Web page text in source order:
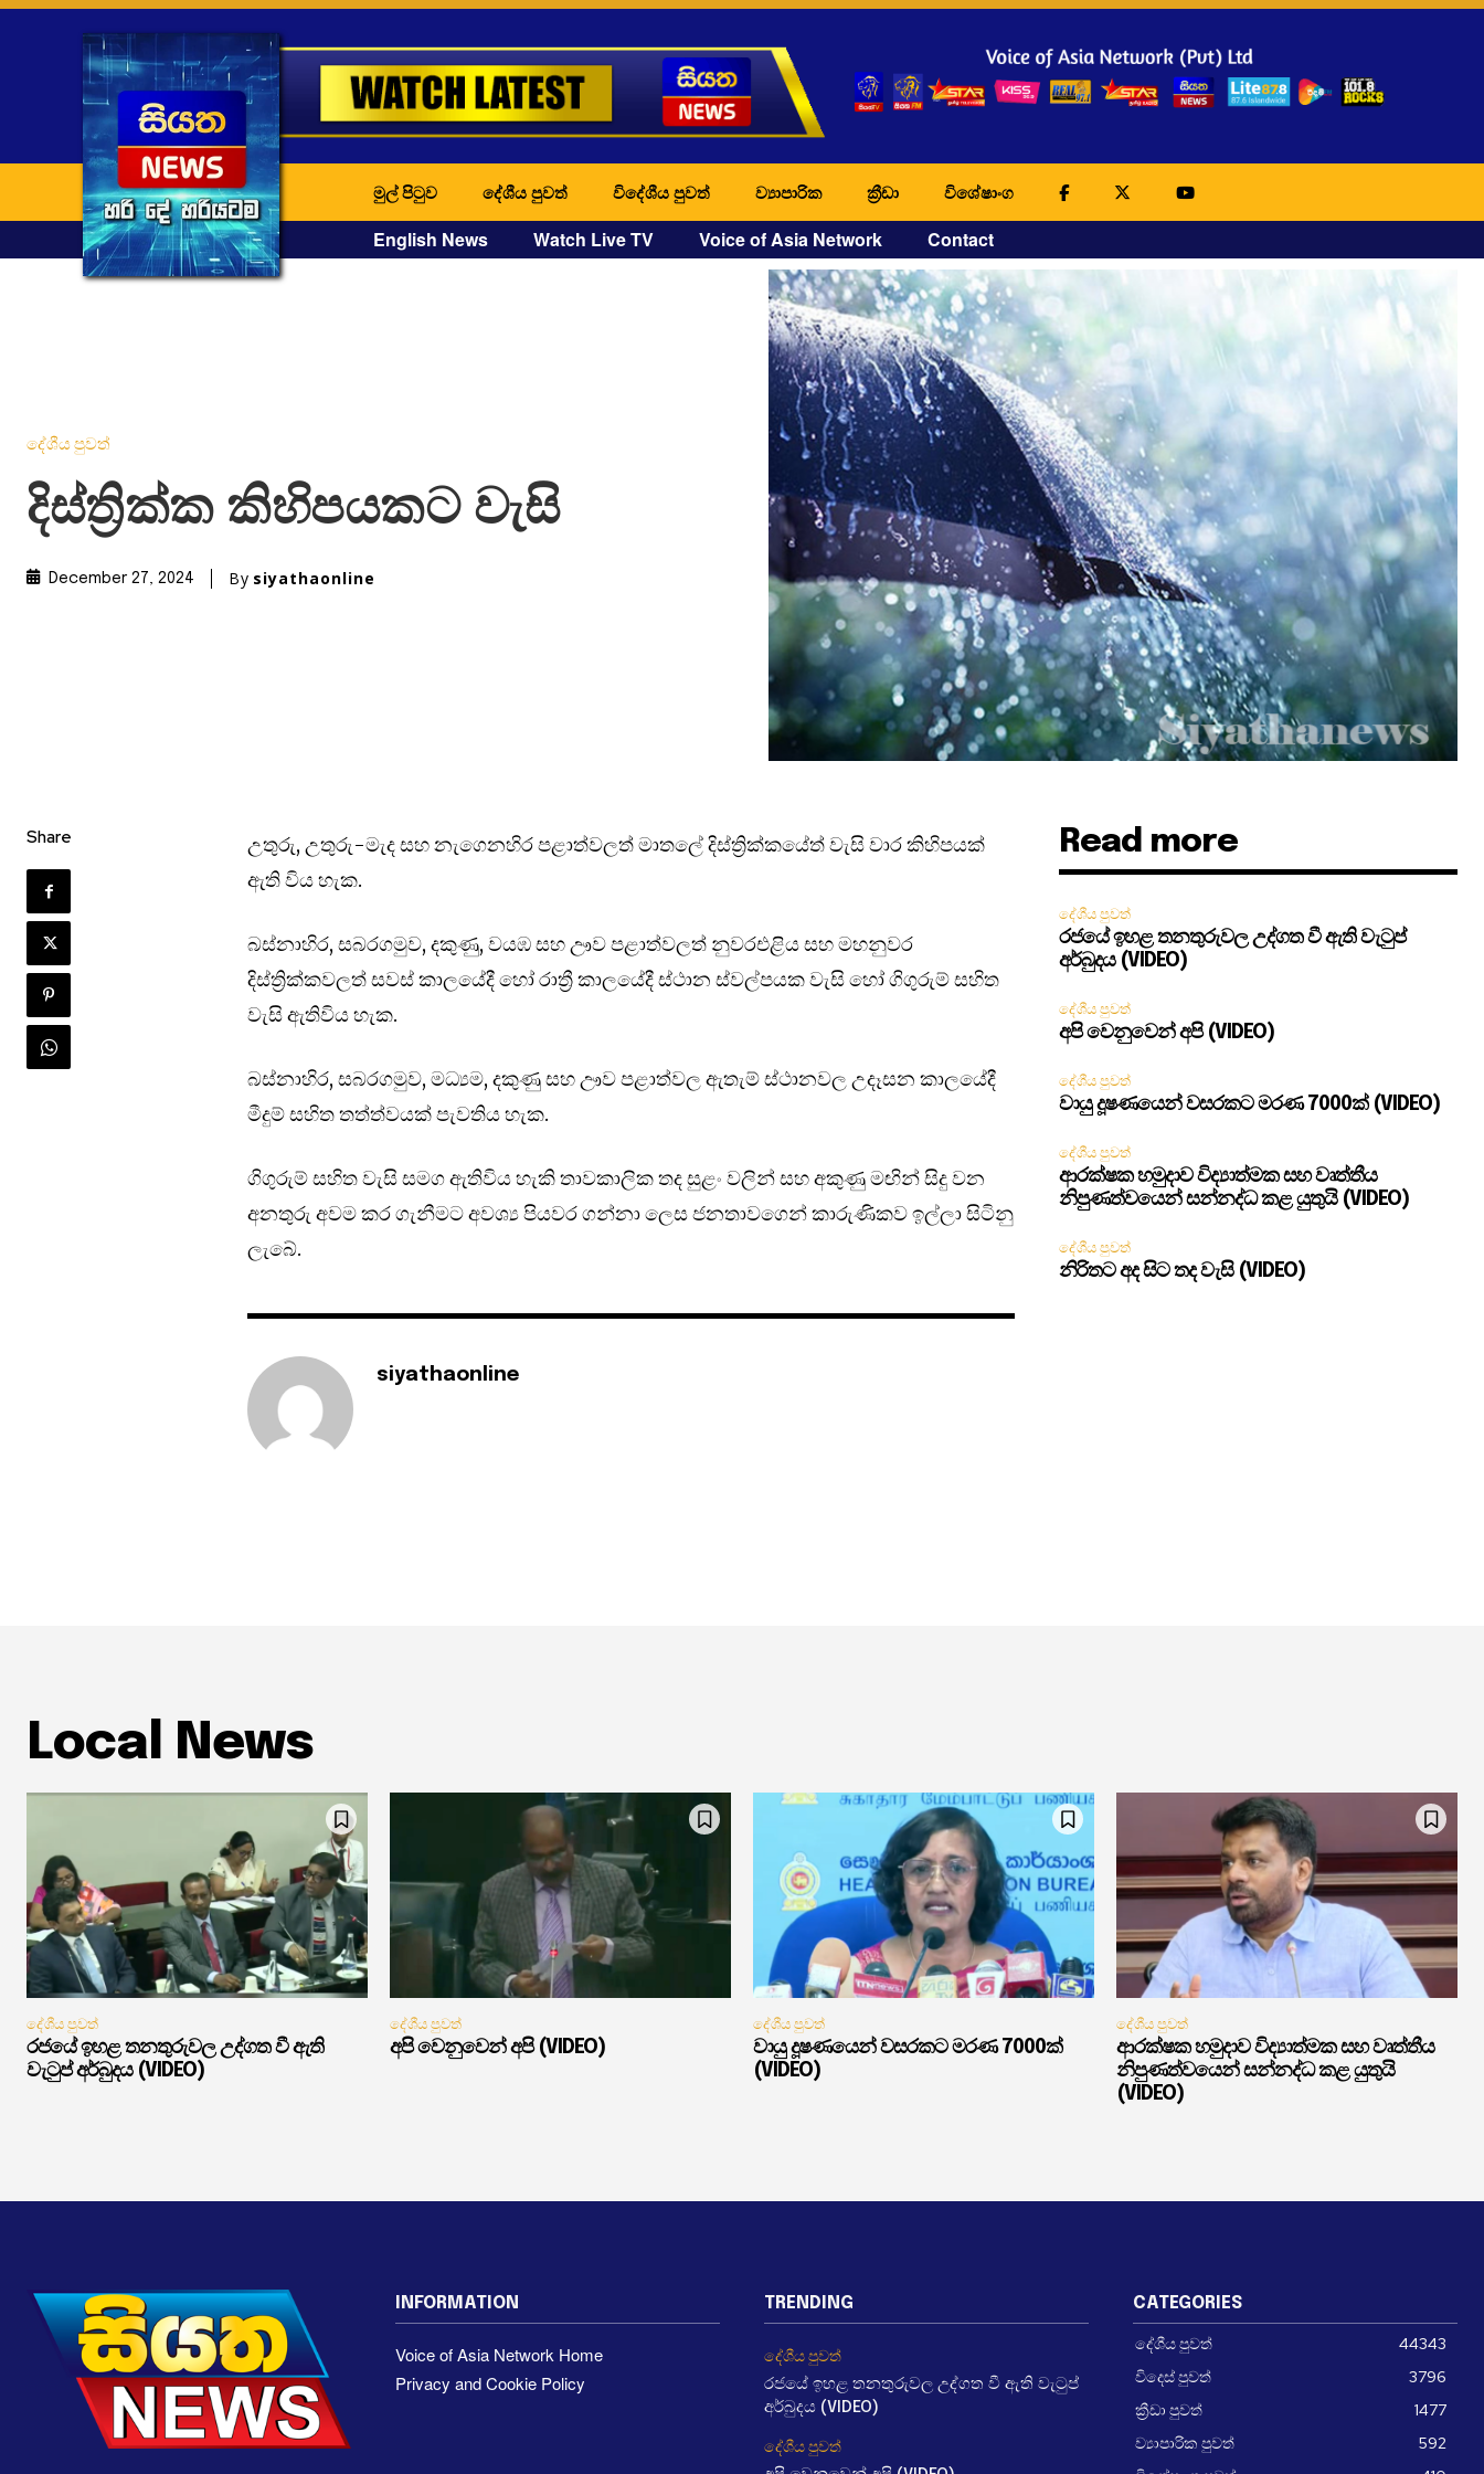
මුල් පිටුව දේශීය පුවත් විදේශීය පුවත් ව්‍යාපාරික ක්‍රීඩා විශේෂාංග
English News Watch Live TV Voice of Asia Network Contact
දේශීය පුවත්
දිස්ත්‍රික්ක කිහිපයකට වැසි
December 27, 2024 By siyathaonline
Share
උතුරු, උතුරු-මැද සහ නැගෙනහිර පළාත්වලත් මාතලේ දිස්ත්‍රික්කයේත් වැසි වාර කිහිපයක්
ඇති විය හැක.
බස්නාහිර, සබරගමුව, දකුණු, වයඹ සහ ඌව පළාත්වලත් නුවරඑළිය සහ මහනුවර
දිස්ත්‍රික්කවලත් සවස් කාලයේදී හෝ රාත්‍රී කාලයේදී ස්ථාන ස්වල්පයක වැසි හෝ ගිගුරුම් සහිත
වැසි ඇතිවිය හැක.
බස්නාහිර, සබරගමුව, මධ්‍යම, දකුණු සහ ඌව පළාත්වල ඇතැම් ස්ථානවල උදෑසන කාලයේදී
මීදුම් සහිත තත්ත්වයක් පැවතිය හැක.
ගිගුරුම් සහිත වැසි සමග ඇතිවිය හැකි තාවකාලික තද සුළං වලින් සහ අකුණු මඟින් සිදු වන
අනතුරු අවම කර ගැනීමට අවශ්‍ය පියවර ගන්නා ලෙස ජනතාවගෙන් කාරුණිකව ඉල්ලා සිටිනු
ලැබේ.
siyathaonline
Read more
දේශීය පුවත්
රජයේ ඉහළ තනතුරුවල උද්ගත වී ඇති වැටුප්
අර්බුදය (VIDEO)
දේශීය පුවත්
අපි වෙනුවෙන් අපි (VIDEO)
දේශීය පුවත්
වායු දූෂණයෙන් වසරකට මරණ 7000ක් (VIDEO)
දේශීය පුවත්
ආරක්ෂක හමුදාව විද්‍යාත්මක සහ වෘත්තීය
නිපුණත්වයෙන් සන්නද්ධ කළ යුතුයි (VIDEO)
දේශීය පුවත්
නිරිතට අද සිට තද වැසි (VIDEO)
Local News
දේශීය පුවත්
රජයේ ඉහළ තනතුරුවල උද්ගත වී ඇති
වැටුප් අර්බුදය (VIDEO)
දේශීය පුවත්
අපි වෙනුවෙන් අපි (VIDEO)
දේශීය පුවත්
වායු දූෂණයෙන් වසරකට මරණ 7000ක්
(VIDEO)
දේශීය පුවත්
ආරක්ෂක හමුදාව විද්‍යාත්මක සහ වෘත්තීය
නිපුණත්වයෙන් සන්නද්ධ කළ යුතුයි
(VIDEO)
INFORMATION
Voice of Asia Network Home
Privacy and Cookie Policy
TRENDING
දේශීය පුවත්
රජයේ ඉහළ තනතුරුවල උද්ගත වී ඇති වැටුප්
අර්බුදය (VIDEO)
දේශීය පුවත්
CATEGORIES
දේශීය පුවත්
44343
විදෙස් පුවත්
3796
ක්‍රීඩා පුවත්
1477
ව්‍යාපාරික පුවත්
592